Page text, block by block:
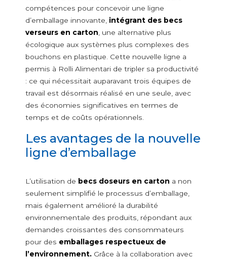
Lessives en poudre
Désinfectants et blanchissants
Sel pour lave-vaisselle
Produits pour la maison et l’hygiène personnelle
Amidon pour le corps
Bicarbonate
Déodorant en poudre et talc
Perles et sels de bain
Produits pour les animaux et le jardin
Aliments pour animaux domestiques
Semences
BECS VERSEURS
Pour & dose
compétences pour concevoir une ligne
d’emballage innovante, intégrant des becs
verseurs en carton , une alternative plus
écologique aux systèmes plus complexes des
bouchons en plastique. Cette nouvelle ligne a
permis à Rolli Alimentari de tripler sa productivité
: ce qui nécessitait auparavant trois équipes de
travail est désormais réalisé en une seule, avec
des économies significatives en termes de
temps et de coûts opérationnels.
Les avantages de la nouvelle
ligne d’emballage
L’utilisation de becs doseurs en carton a non
seulement simplifié le processus d’emballage,
mais également amélioré la durabilité
environnementale des produits, répondant aux
demandes croissantes des consommateurs
pour des emballages respectueux de
l’environnement. Grâce à la collaboration avec